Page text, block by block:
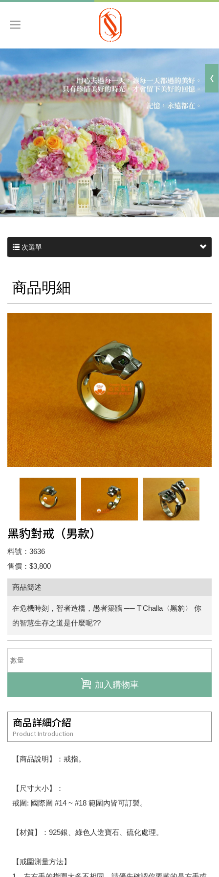
次選單
商品明細
黑豹對戒（男款）
料號：3636
售價：$3,800
商品簡述
在危機時刻，智者造橋，愚者築牆 ── T'Challa〈黑豹〉 你
的智慧生存之道是什麼呢??
加入購物車
商品詳細介紹
Product Introduction
【商品說明】：戒指。
【尺寸大小】：
戒圍: 國際圍 #14 ~ #18 範圍內皆可訂製。
【材質】：925銀、綠色人造寶石、硫化處理。
【戒圍測量方法】